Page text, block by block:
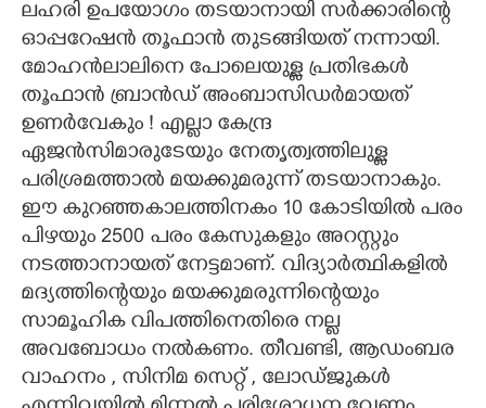
CARTOONS
LITERATURE
ZOOM
CONTACT US
ലഹരി ഉപയോഗം തടയാനായി സർക്കാരിന്റെ
ഓപ്പറേഷൻ തൂഫാൻ തുടങ്ങിയത് നന്നായി.
മോഹൻലാലിനെ പോലെയുള്ള പ്രതിഭകൾ
തൂഫാൻ ബ്രാൻഡ് അംബാസിഡർമായത്
ഉണർവേകും ! എല്ലാ കേന്ദ്ര
ഏജൻസിമാരുടേയും നേതൃത്വത്തിലുള്ള
പരിശ്രമത്താൽ മയക്കുമരുന്ന് തടയാനാകും.
ഈ കുറഞ്ഞകാലത്തിനകം 10 കോടിയിൽ പരം
പിഴയും 2500 പരം കേസുകളും അറസ്റ്റും
നടത്താനായത് നേട്ടമാണ്. വിദ്യാർത്ഥികളിൽ
മദ്യത്തിന്റെയും മയക്കുമരുന്നിന്റെയും
സാമൂഹിക വിപത്തിനെതിരെ നല്ല
അവബോധം നൽകണം. തീവണ്ടി, ആഡംബര
വാഹനം , സിനിമ സെറ്റ് , ലോഡ്ജുകൾ